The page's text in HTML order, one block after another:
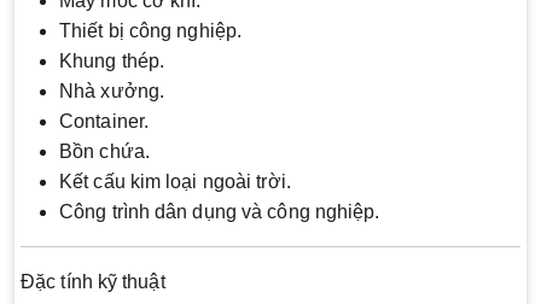
Thiết bị công nghiệp.
Khung thép.
Nhà xưởng.
Container.
Bồn chứa.
Kết cấu kim loại ngoài trời.
Công trình dân dụng và công nghiệp.
Đặc tính kỹ thuật